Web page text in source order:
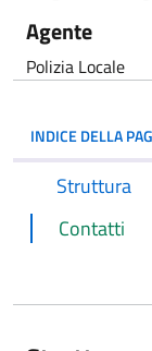
Agente
Polizia Locale
INDICE DELLA
Struttura
Contatti